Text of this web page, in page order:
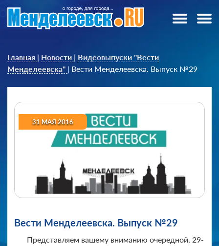
Главная | Новости | Видеовыпуски "Вести
Менделеевска" | Вести Менделеевска. Выпуск №29
31 МАЯ 2016
Вести Менделеевска. Выпуск №29
Представляем вашему вниманию очередной, 29-